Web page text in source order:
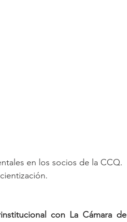
en los socios de la CCQ.
con La Cámara de